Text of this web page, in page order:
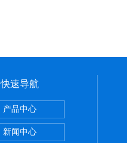
快速导航
产品中心
新闻中心